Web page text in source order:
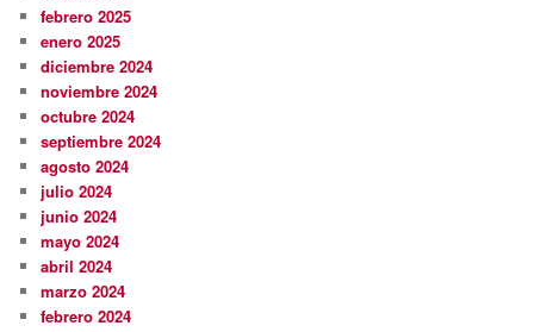
febrero 2025
enero 2025
diciembre 2024
noviembre 2024
octubre 2024
septiembre 2024
agosto 2024
julio 2024
junio 2024
mayo 2024
abril 2024
marzo 2024
febrero 2024